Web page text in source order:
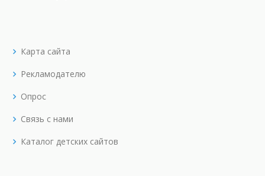
Карта сайта
Рекламодателю
Опрос
Связь с нами
Каталог детских сайтов